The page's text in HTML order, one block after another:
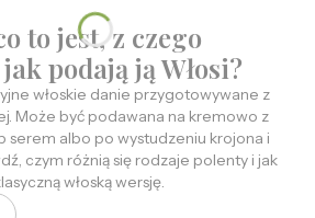
to jest, z czego
podają ją Włosi?
włoskie danie przygotowywane z
Może być podawana na kremowo z
serem albo po wystudzeniu krojona i
czym różnią się rodzaje polenty i jak
włoską wersję.